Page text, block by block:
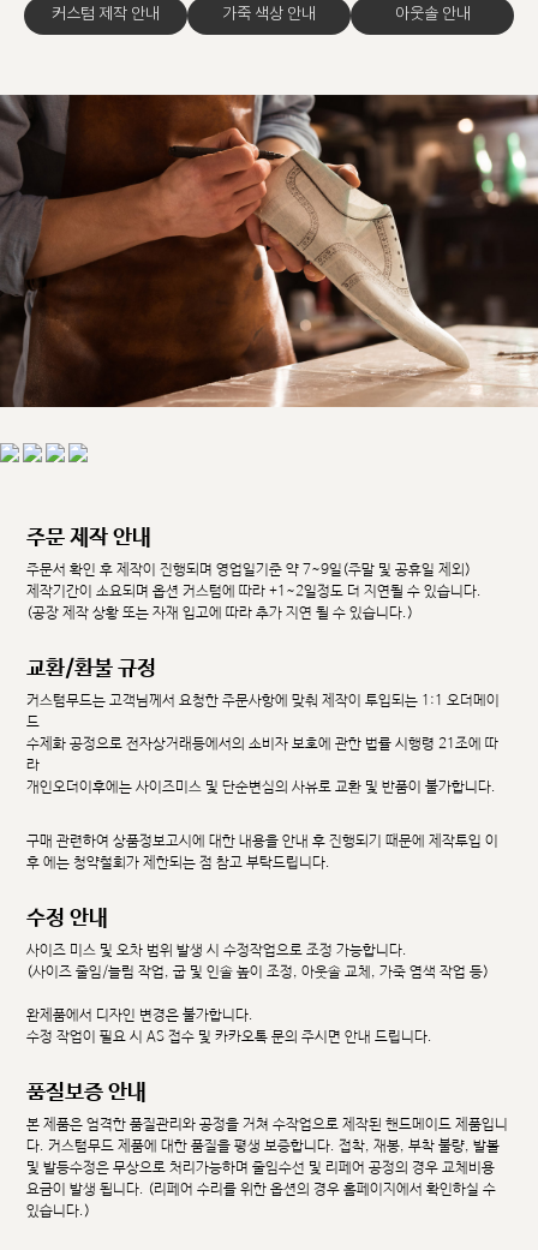
커스텀 제작 안내 가죽 색상 안내 아웃솔 안내
주문 제작 안내
주문서 확인 후 제작이 진행되며 영업일기준 약 7~9일(주말 및 공휴일 제외)
제작기간이 소요되며 옵션 커스텀에 따라 +1~2일정도 더 지연될 수 있습니다.
(공장 제작 상황 또는 자재 입고에 따라 추가 지연 될 수 있습니다.)
교환/환불 규정
커스텀무드는 고객님께서 요청한 주문사항에 맞춰 제작이 투입되는 1:1 오더메이
드
수제화 공정으로 전자상거래등에서의 소비자 보호에 관한 법률 시행령 21조에 따
라
개인오더이후에는 사이즈미스 및 단순변심의 사유로 교환 및 반품이 불가합니다.
구매 관련하여 상품정보고시에 대한 내용을 안내 후 진행되기 때문에 제작투입 이
후 에는 청약철회가 제한되는 점 참고 부탁드립니다.
수정 안내
사이즈 미스 및 오차 범위 발생 시 수정작업으로 조정 가능합니다.
(사이즈 줄임/늘림 작업, 굽 및 인솔 높이 조정, 아웃솔 교체, 가죽 염색 작업 등)
완제품에서 디자인 변경은 불가합니다.
수정 작업이 필요 시 AS 접수 및 카카오톡 문의 주시면 안내 드립니다.
품질보증 안내
본 제품은 엄격한 품질관리와 공정을 거쳐 수작업으로 제작된 핸드메이드 제품입니
다. 커스텀무드 제품에 대한 품질을 평생 보증합니다. 접착, 재봉, 부착 불량, 발볼
및 발등수정은 무상으로 처리가능하며 줄임수선 및 리페어 공정의 경우 교체비용
요금이 발생 됩니다. (리페어 수리를 위한 옵션의 경우 홈페이지에서 확인하실 수
있습니다.)